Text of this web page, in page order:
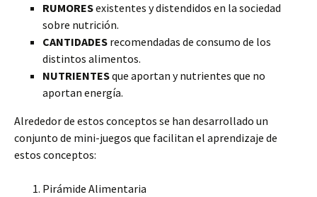
RUMORESexistentes y distendidos en la sociedad
sobre nutrición.
CANTIDADES recomendadas de consumo de los
distintos alimentos.
NUTRIENTESque aportan y nutrientes que no
aportan energía.
Alrededor de estos conceptos se han desarrollado un
conjunto de mini-juegos que facilitan el aprendizaje de
estos conceptos:
Pirámide Alimentaria